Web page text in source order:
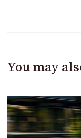
You may